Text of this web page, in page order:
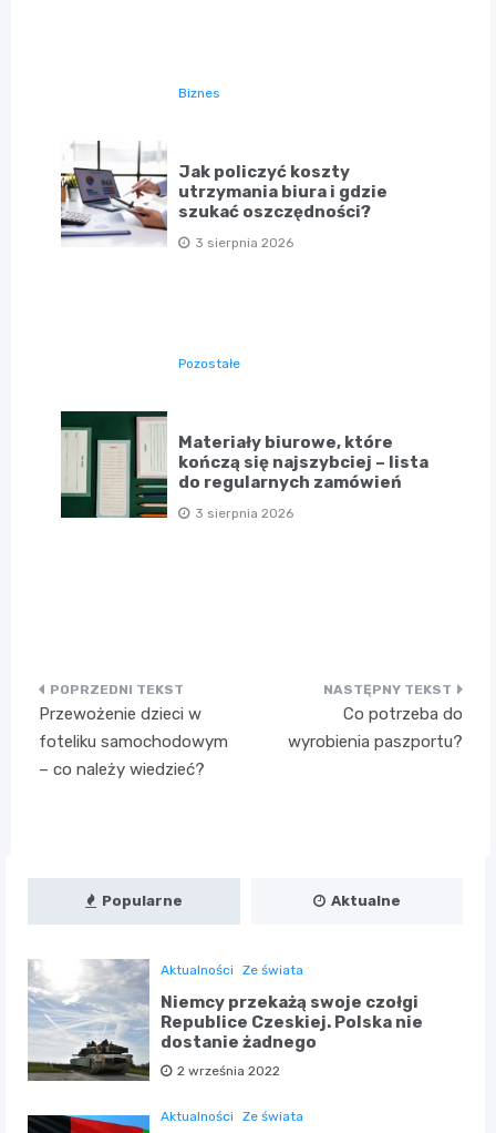
Biznes
Jak policzyć koszty
utrzymania biura i gdzie
szukać oszczędności?
3 sierpnia 2026
Pozostałe
Materiały biurowe, które
kończą się najszybciej – lista
do regularnych zamówień
3 sierpnia 2026
Nawigacja
wpisu
Przewożenie dzieci w
foteliku samochodowym
– co należy wiedzieć?
Co potrzeba do
wyrobienia paszportu?
Popularne Aktualne
Aktualności Ze świata
Niemcy przekażą swoje czołgi
Republice Czeskiej. Polska nie
dostanie żadnego
2 września 2022
Aktualności Ze świata